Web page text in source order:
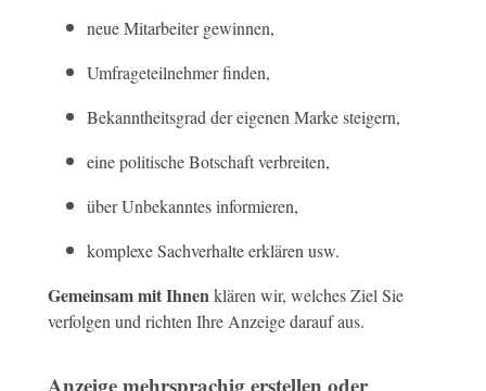
neue Mitarbeiter gewinnen,
Umfrageteilnehmer finden,
Bekanntheitsgrad der eigenen Marke steigern,
eine politische Botschaft verbreiten,
über Unbekanntes informieren,
komplexe Sachverhalte erklären usw.
Gemeinsam mit Ihnen klären wir, welches Ziel Sie
verfolgen und richten Ihre Anzeige darauf aus.
Anzeige mehrsprachig erstellen oder